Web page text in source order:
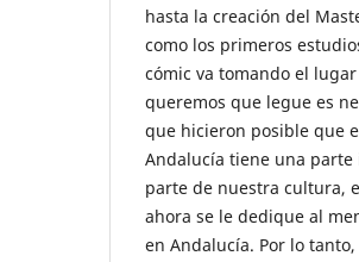
hasta la creación del
como los primeros
cómic va tomando el
queremos que legue es
que hicieron posible que
Andalucía tiene una
parte de nuestra cultura,
ahora se le dedique al
en Andalucía. Por lo